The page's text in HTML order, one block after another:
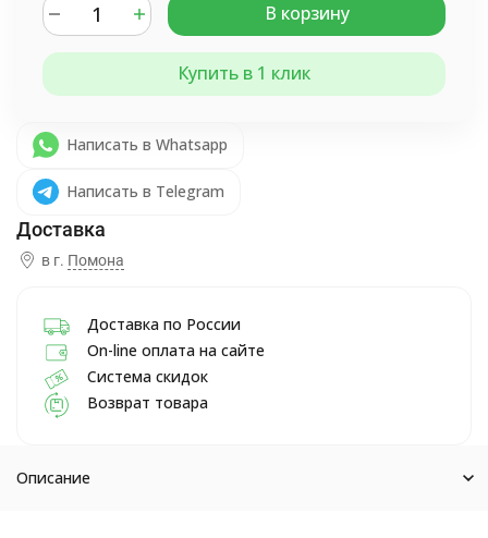
В корзину
Купить в 1 клик
Написать в Whatsapp
Написать в Telegram
в г. Помона
Доставка по России
On-line оплата на сайте
Система скидок
Возврат товара
Описание